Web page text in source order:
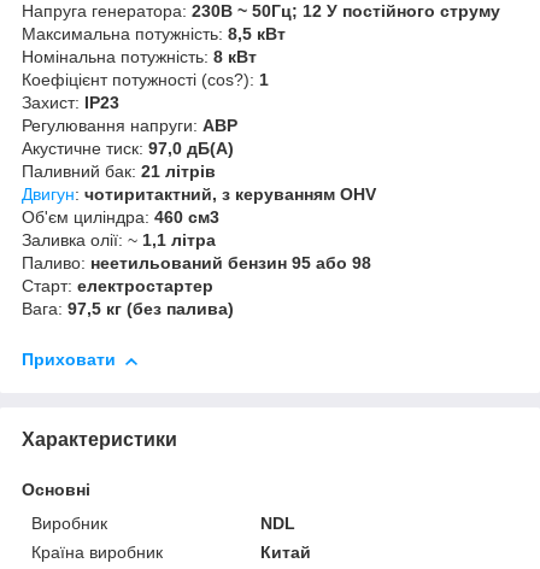
Напруга генератора: 230В ~ 50Гц; 12 У постійного струму
Максимальна потужність: 8,5 кВт
Номінальна потужність: 8 кВт
Коефіцієнт потужності (cos?): 1
Захист: IP23
Регулювання напруги: АВР
Акустичне тиск: 97,0 дБ(А)
Паливний бак: 21 літрів
Двигун: чотиритактний, з керуванням OHV
Об'єм циліндра: 460 см3
Заливка олії: ~ 1,1 літра
Паливо: неетильований бензин 95 або 98
Старт: електростартер
Вага: 97,5 кг (без палива)
Приховати
Характеристики
Основні
Виробник
NDL
Країна виробник
Китай